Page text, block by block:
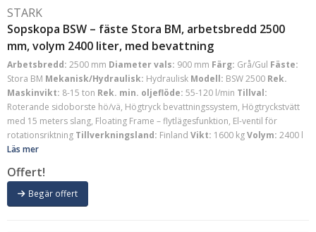
STARK
Sopskopa BSW – fäste Stora BM, arbetsbredd 2500
mm, volym 2400 liter, med bevattning
Arbetsbredd: 2500 mm Diameter vals: 900 mm Färg: Grå/Gul Fäste:
Stora BM Mekanisk/Hydraulisk: Hydraulisk Modell: BSW 2500 Rek.
Maskinvikt: 8-15 ton Rek. min. oljeflöde: 55-120 l/min Tillval:
Roterande sidoborste hö/vä, Högtryck bevattningssystem, Högtryckstvätt
med 15 meters slang, Floating Frame – flytlägesfunktion, El-ventil för
rotationsriktning Tillverkningsland: Finland Vikt: 1600 kgVolym: 2400 l
Läs mer
Offert!
Begär offert